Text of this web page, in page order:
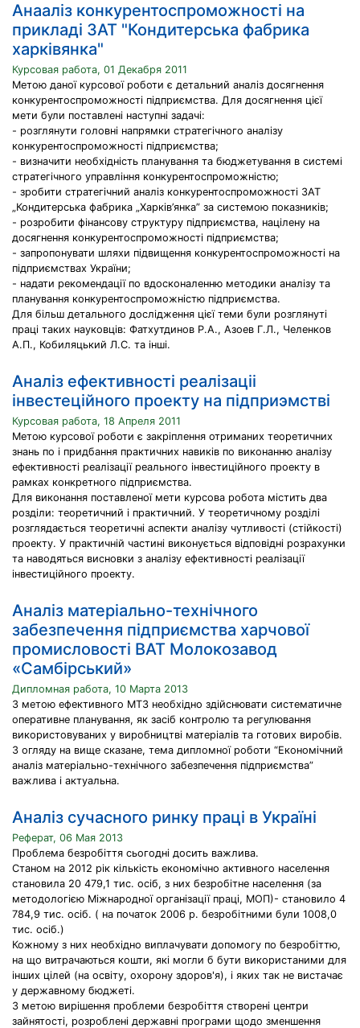
Анааліз конкурентоспроможності на
прикладі ЗАТ "Кондитерська фабрика
харківянка"
Курсовая работа, 01 Декабря 2011
Метою даної курсової роботи є детальний аналіз досягнення
конкурентоспроможності підприємства. Для досягнення цієї
мети були поставлені наступні задачі:
- розглянути головні напрямки стратегічного аналізу
конкурентоспроможності підприємства;
- визначити необхідність планування та бюджетування в системі
стратегічного управління конкурентоспроможністю;
- зробити стратегічний аналіз конкурентоспроможності ЗАТ
„Кондитерська фабрика „Харків’янка” за системою показників;
- розробити фінансову структуру підприємства, націлену на
досягнення конкурентоспроможності підприємства;
- запропонувати шляхи підвищення конкурентоспроможності на
підприємствах України;
- надати рекомендації по вдосконаленню методики аналізу та
планування конкурентоспроможністю підприємства.
Для більш детального дослідження цієї теми були розглянуті
праці таких науковців: Фатхутдинов Р.А., Азоев Г.Л., Челенков
А.П., Кобиляцький Л.С. та інші.
Аналiз ефективностi реалiзацii
iнвестецiйного проекту на пiдприэмствi
Курсовая работа, 18 Апреля 2011
Метою курсової роботи є закріплення отриманих теоретичних
знань по і придбання практичних навиків по виконанню аналізу
ефективності реалізації реального інвестиційного проекту в
рамках конкретного підприємства.
Для виконання поставленої мети курсова робота містить два
розділи: теоретичний і практичний. У теоретичному розділі
розглядається теоретичні аспекти аналізу чутливості (стійкості)
проекту. У практичній частині виконується відповідні розрахунки
та наводяться висновки з аналізу ефективності реалізації
інвестиційного проекту.
Аналіз матеріально-технічного
забезпечення підприємства харчової
промисловості ВАТ Молокозавод
«Самбірський»
Дипломная работа, 10 Марта 2013
З метою ефективного МТЗ необхідно здійснювати систематичне
оперативне планування, як засіб контролю та регулювання
використовуваних у виробництві матеріалів та готових виробів.
З огляду на вище сказане, тема дипломної роботи “Економічний
аналіз матеріально-технічного забезпечення підприємства”
важлива і актуальна.
Аналіз сучасного ринку праці в Україні
Реферат, 06 Мая 2013
Проблема безробіття сьогодні досить важлива.
Станом на 2012 рік кількість економічно активного населення
становила 20 479,1 тис. осіб, з них безробітне населення (за
методологією Міжнародної організації праці, МОП)- становило 4
784,9 тис. осіб. ( на початок 2006 р. безробітними були 1008,0
тис. осіб.)
Кожному з них необхідно виплачувати допомогу по безробіттю,
на що витрачаються кошти, які могли б бути використаними для
інших цілей (на освіту, охорону здоров'я), і яких так не вистачає
у державному бюджеті.
З метою вирішення проблеми безробіття створені центри
зайнятості, розроблені державні програми щодо зменшення